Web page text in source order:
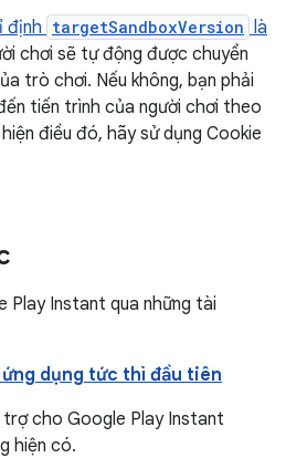
định targetSandboxVersion là
chơi sẽ tự động được chuyển
trò chơi. Nếu không, bạn phải
tiến trình của người chơi theo
điều đó, hãy sử dụng Cookie
Play Instant qua những tài
dụng tức thì đầu tiên
trợ cho Google Play Instant
hiện có.